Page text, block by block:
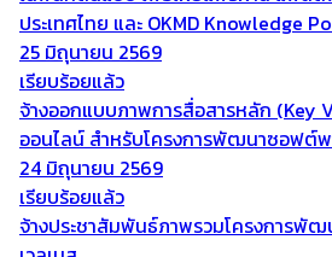
ประเทศไทย และ OKMD Knowledge
25 มิถุนายน 2569
เรียบร้อยแล้ว
จ้างออกแบบภาพการสื่อสารหลัก (Key
ออนไลน์ สำหรับโครงการพัฒนาซอฟต์พ
24 มิถุนายน 2569
เรียบร้อยแล้ว
จ้างประชาสัมพันธ์ภาพรวมโครงการพั